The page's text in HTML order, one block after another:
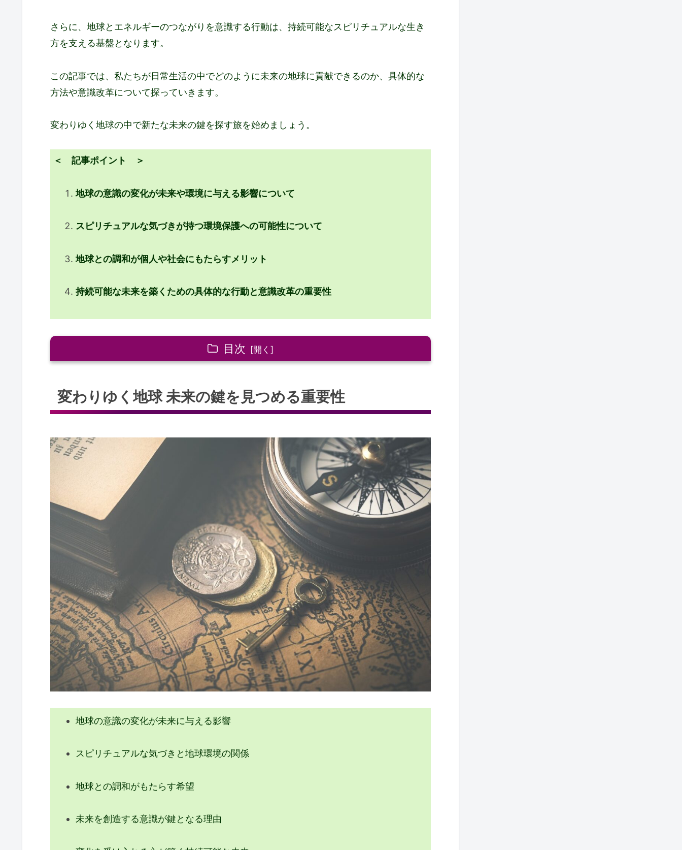
さらに、地球とエネルギーのつながりを意識する行動は、持続可能なスピリチュアルな生き
方を支える基盤となります。
この記事では、私たちが日常生活の中でどのように未来の地球に貢献できるのか、具体的な
方法や意識改革について探っていきます。
変わりゆく地球の中で新たな未来の鍵を探す旅を始めましょう。
＜ 記事ポイント ＞
地球の意識の変化が未来や環境に与える影響について
スピリチュアルな気づきが持つ環境保護への可能性について
地球との調和が個人や社会にもたらすメリット
持続可能な未来を築くための具体的な行動と意識改革の重要性
目次
地球の意識の変化が未来に与える影響
スピリチュアルな気づきと地球環境の関係
未来を創造する意識が鍵となる理由
変化を受け入れる心が築く持続可能な未来
変わりゆく地球 未来の鍵を握る具体的な行動
地球とエネルギーのつながりを意識する
持続可能なスピリチュアルな生き方の実践
新しい地球の波動と共鳴するために
地球環境を守るための意識変革
個人が未来の地球に貢献できる方法
変わりゆく地球 未来の鍵を探る持続可能な社会の実現方法の総括
変わりゆく地球 未来の鍵を見つめる重要性
地球の意識の変化が未来に与える影響
スピリチュアルな気づきと地球環境の関係
地球との調和がもたらす希望
未来を創造する意識が鍵となる理由